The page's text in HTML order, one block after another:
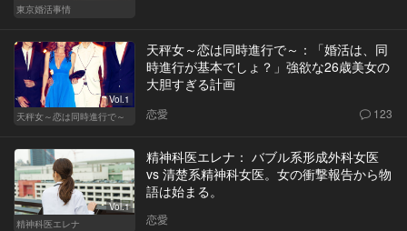
東京婚活事情
Vol.1
天秤女～恋は同時進行で～
天秤女～恋は同時進行で～：「婚活は、同
時進行が基本でしょ？」強欲な26歳美女の
大胆すぎる計画
恋愛 123
Vol.1
精神科医エレナ
精神科医エレナ： バブル系形成外科女医
vs 清楚系精神科女医。女の衝撃報告から物
語は始まる。
恋愛